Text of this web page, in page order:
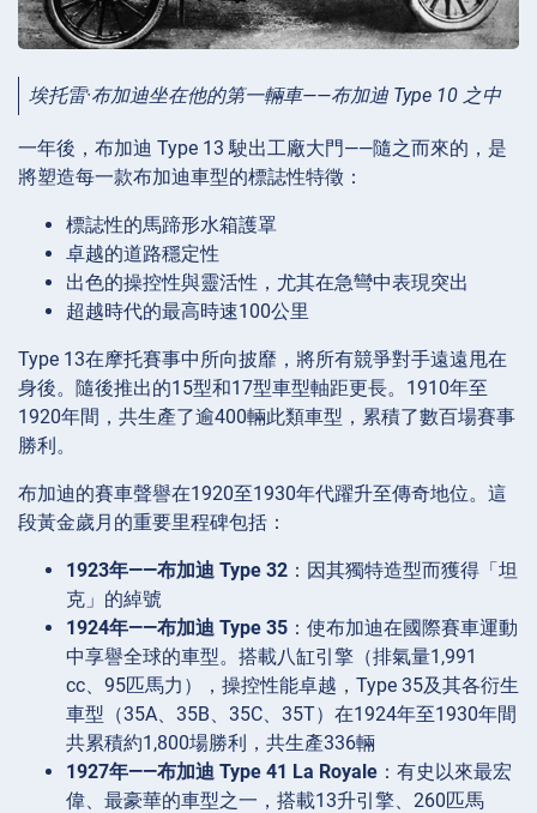
埃托雷·布加迪坐在他的第一輛車——布加迪 Type 10 之中
一年後，布加迪 Type 13 駛出工廠大門——隨之而來的，是
將塑造每一款布加迪車型的標誌性特徵：
標誌性的馬蹄形水箱護罩
卓越的道路穩定性
出色的操控性與靈活性，尤其在急彎中表現突出
超越時代的最高時速100公里
Type 13在摩托賽事中所向披靡，將所有競爭對手遠遠甩在
身後。隨後推出的15型和17型車型軸距更長。1910年至
1920年間，共生產了逾400輛此類車型，累積了數百場賽事
勝利。
布加迪的賽車聲譽在1920至1930年代躍升至傳奇地位。這
段黃金歲月的重要里程碑包括：
1923年——布加迪 Type 32 ：因其獨特造型而獲得「坦
克」的綽號
1924年——布加迪 Type 35 ：使布加迪在國際賽車運動
中享譽全球的車型。搭載八缸引擎（排氣量1,991
cc、95匹馬力），操控性能卓越，Type 35及其各衍生
車型（35A、35B、35C、35T）在1924年至1930年間
共累積約1,800場勝利，共生產336輛
1927年——布加迪 Type 41 La Royale ：有史以來最宏
偉、最豪華的車型之一，搭載13升引擎、260匹馬